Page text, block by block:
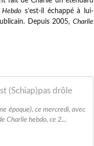
Hebdo s’est-il échappé à lui-
Depuis 2005, Charlie
(Schiap)pas drôle
époque), ce mercredi, avec
Charlie hebdo, ce 2...